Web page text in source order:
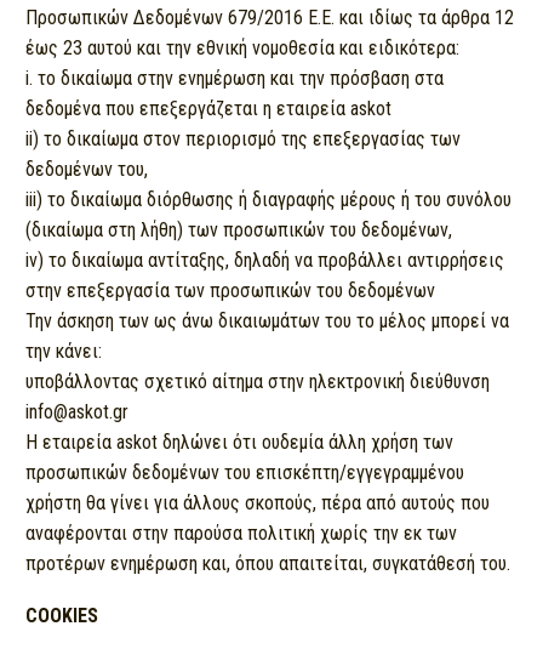
Προσωπικών Δεδομένων 679/2016 Ε.Ε. και ιδίως τα άρθρα 12
έως 23 αυτού και την εθνική νομοθεσία και ειδικότερα:
i. το δικαίωμα στην ενημέρωση και την πρόσβαση στα
δεδομένα που επεξεργάζεται η εταιρεία askot
ii) το δικαίωμα στον περιορισμό της επεξεργασίας των
δεδομένων του,
iii) το δικαίωμα διόρθωσης ή διαγραφής μέρους ή του συνόλου
(δικαίωμα στη λήθη) των προσωπικών του δεδομένων,
iv) το δικαίωμα αντίταξης, δηλαδή να προβάλλει αντιρρήσεις
στην επεξεργασία των προσωπικών του δεδομένων
Την άσκηση των ως άνω δικαιωμάτων του το μέλος μπορεί να
την κάνει:
υποβάλλοντας σχετικό αίτημα στην ηλεκτρονική διεύθυνση
info@askot.gr
Η εταιρεία askot δηλώνει ότι ουδεμία άλλη χρήση των
προσωπικών δεδομένων του επισκέπτη/εγγεγραμμένου
χρήστη θα γίνει για άλλους σκοπούς, πέρα από αυτούς που
αναφέρονται στην παρούσα πολιτική χωρίς την εκ των
προτέρων ενημέρωση και, όπου απαιτείται, συγκατάθεσή του.
COOKIES